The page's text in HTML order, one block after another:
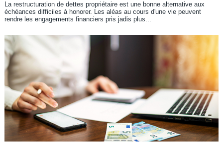
La restructuration de dettes propriétaire est une bonne alternative aux
échéances difficiles à honorer. Les aléas au cours d'une vie peuvent
rendre les engagements financiers pris jadis plus...